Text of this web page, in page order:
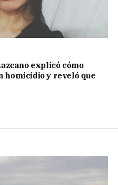
explicó cómo
homicidio y reveló que